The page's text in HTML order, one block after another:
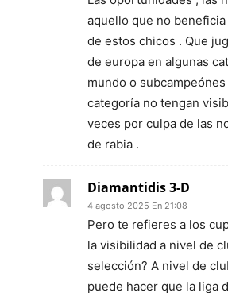
aquello que no
de estos chicos . Que
de europa en algunas
mundo o
categoría no tengan
veces por culpa de las
de rabia .
Diamantidis 3-D
4 agosto 2025 En 21:08
Pero te refieres a los
la visibilidad a nivel de
selección? A nivel de
puede hacer que la liga